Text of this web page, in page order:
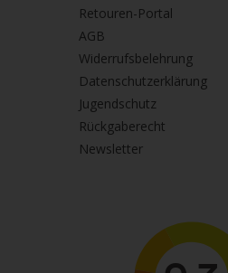
Retouren-Portal
AGB
Widerrufsbelehrung
Datenschutzerklärung
Jugendschutz
Rückgaberecht
Newsletter